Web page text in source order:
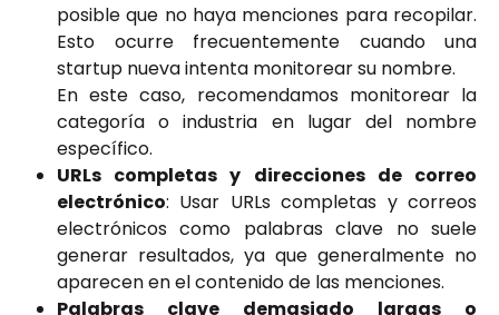
posible que no haya menciones para recopilar.
Esto ocurre frecuentemente cuando una
startup nueva intenta monitorear su nombre.
En este caso, recomendamos monitorear la
categoría o industria en lugar del nombre
específico.
URLs completas y direcciones de correo
electrónico: Usar URLs completas y correos
electrónicos como palabras clave no suele
generar resultados, ya que generalmente no
aparecen en el contenido de las menciones.
Palabras clave demasiado largas o